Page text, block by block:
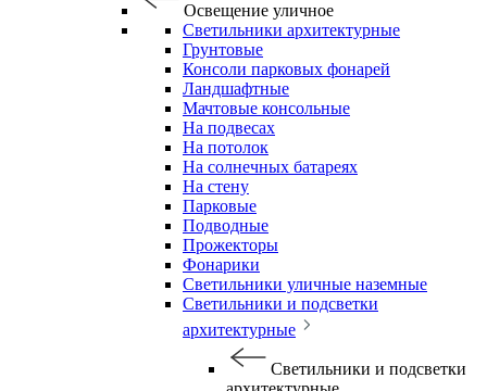
Освещение уличное
Светильники архитектурные
Грунтовые
Консоли парковых фонарей
Ландшафтные
Мачтовые консольные
На подвесах
На потолок
На солнечных батареях
На стену
Парковые
Подводные
Прожекторы
Фонарики
Светильники уличные наземные
Светильники и подсветки
архитектурные
Светильники и подсветки